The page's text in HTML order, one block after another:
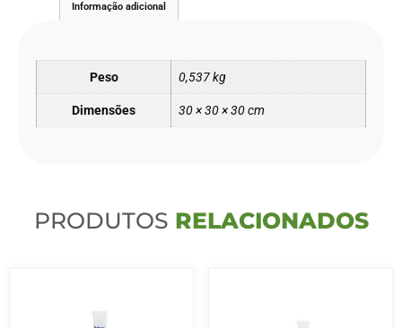
Informação adicional
Peso 0,537 kg
Dimensões 30 × 30 × 30 cm
PRODUTOS RELACIONADOS